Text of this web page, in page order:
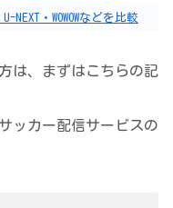
U-NEXT・WOWOWなどを比較
は、まずはこちらの記
ッカー配信サービスの